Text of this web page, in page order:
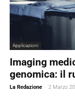
Applicazioni
Imaging
genomica: il
La Redazione - 2 Marzo